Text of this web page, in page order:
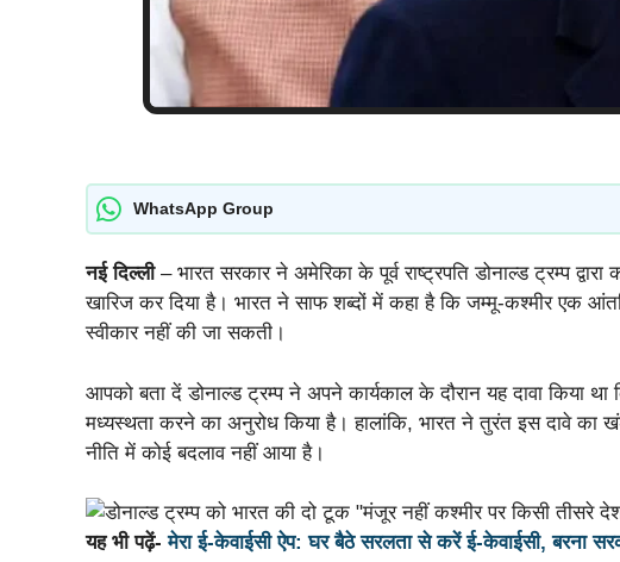
WhatsApp Group
नई दिल्ली– भारत सरकार ने अमेरिका के पूर्व राष्ट्रपति डोनाल्ड ट्रम्प
खारिज कर दिया है। भारत ने साफ शब्दों में कहा है कि जम्मू-कश्मीर एक
स्वीकार नहीं की जा सकती।
आपको बता दें डोनाल्ड ट्रम्प ने अपने कार्यकाल के दौरान यह दावा किया था
मध्यस्थता करने का अनुरोध किया है। हालांकि, भारत ने तुरंत इस दावे का
नीति में कोई बदलाव नहीं आया है।
यह भी पढ़ें-मेरा ई-केवाईसी ऐप: घर बैठे सरलता से करें ई-केवाईसी, बरना